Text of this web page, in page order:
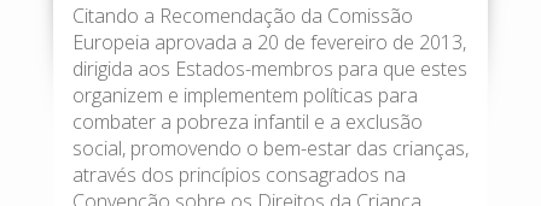
Citando a Recomendação da Comissão
Europeia aprovada a 20 de fevereiro de 2013,
dirigida aos Estados-membros para que estes
organizem e implementem políticas para
combater a pobreza infantil e a exclusão
social, promovendo o bem-estar das crianças,
através dos princípios consagrados na